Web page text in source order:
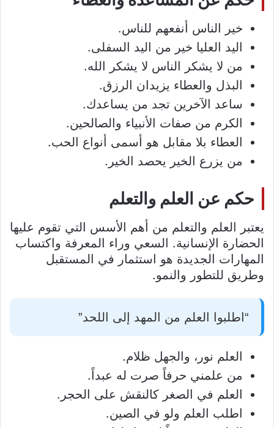
خير الناس أنفعهم للناس.
اليد العليا خير من اليد السفلى.
من لا يشكر الناس لا يشكر الله.
البذل والعطاء يزيدان الرزق.
ساعد الآخرين تجد من يساعدك.
الكرم من صفات الأنبياء والصالحين.
العطاء بلا مقابل هو أسمى أنواع الحب.
من يزرع الخير يحصد الخير.
حكم عن العلم والتعلم
يعتبر العلم والتعلم من أهم الأسس التي تقوم عليها
الحضارة الإنسانية. السعي وراء المعرفة واكتساب
المهارات الجديدة هو استثمار في المستقبل
وطريق للتطور والنمو.
“اطلبوا العلم من المهد إلى اللحد”
العلم نور، والجهل ظلام.
من علمني حرفاً صرت له عبداً.
العلم في الصغر كالنقش على الحجر.
اطلب العلم ولو في الصين.